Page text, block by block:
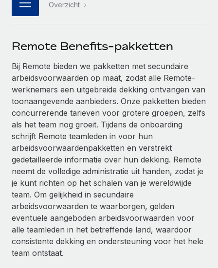
Integraties
Vraag een expert
Krijg hulp van global HR- en juridische experts
Achtergrondonderzoek
Vereenvoudig het screeningsproces van
kandidaten
Compliance Watchtower
Blijf compliance-risico's voor
Apparaatbeheer
Lever en track wereldwijd IT-middelen
Entiteiten oprichten
Stel snel compliant entiteiten op
Mobiliteit en overplaatsing
Strategische technologiepartners
Een partner worden
Ontdek hoe je met ons kunt samenwerken
Binnenkort beschikbaar
Integraties en advies over AI-automatiseringen
CASESTUDY'S
Webinars
Newsroom
Inzicht in salaris en talent
Inzichtencentrum
Support
Alle bronnen bekijken
BLOG
EOR en PEO
Contractor Management
Belastingen
Naar de blog
한국어
Overzicht
Remote Benefits-pakketten
Bij Remote bieden we pakketten met secundaire
arbeidsvoorwaarden op maat, zodat alle Remote-
werknemers een uitgebreide dekking ontvangen van
toonaangevende aanbieders. Onze pakketten bieden
concurrerende tarieven voor grotere groepen, zelfs
als het team nog groeit. Tijdens de onboarding
schrijft Remote teamleden in voor hun
arbeidsvoorwaardenpakketten en verstrekt
gedetailleerde informatie over hun dekking. Remote
neemt de volledige administratie uit handen, zodat je
je kunt richten op het schalen van je wereldwijde
team. Om gelijkheid in secundaire
arbeidsvoorwaarden te waarborgen, gelden
eventuele aangeboden arbeidsvoorwaarden voor
alle teamleden in het betreffende land, waardoor
consistente dekking en ondersteuning voor het hele
team ontstaat.